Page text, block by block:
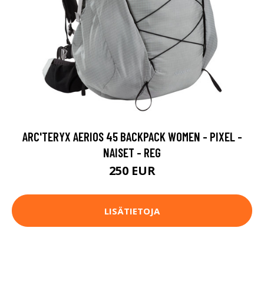
ARC'TERYX AERIOS 45 BACKPACK WOMEN - PIXEL -
NAISET - REG
250 EUR
LISÄTIETOJA